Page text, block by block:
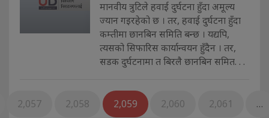
मानवीय त्रुटिले हवाई दुर्घटना हुँदा अमूल्य
ज्यान गइरहेको छ । तर, हवाई दुर्घटना हुँदा
कम्तीमा छानबिन समिति बन्छ । यद्यपि,
त्यसको सिफारिस कार्यान्वयन हुँदैन । तर,
सडक दुर्घटनामा त बिरलै छानबिन समित. . .
2,057 2,058 2,059 2,060 2,061 …